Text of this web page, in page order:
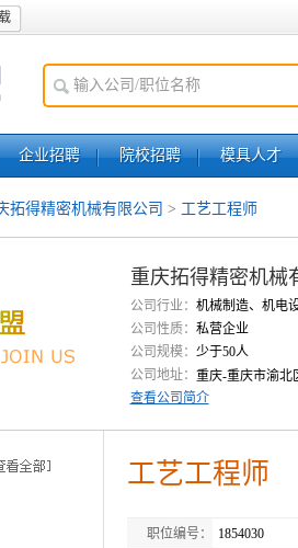
企业招聘 院校招聘 模具人才
拓得精密机械有限公司 > 工艺工程师
重庆拓得精密机械
公司行业： 机械制造、机电
公司性质： 私营企业
公司规模： 少于50人
公司地址： 重庆-重庆市渝北
查看公司简介
工艺工程师
职位编号： 1854030